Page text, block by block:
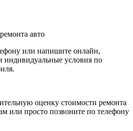
авто
или напишите онлайн,
индивидуальные условия по
оценку стоимости ремонта
или просто позвоните по телефону